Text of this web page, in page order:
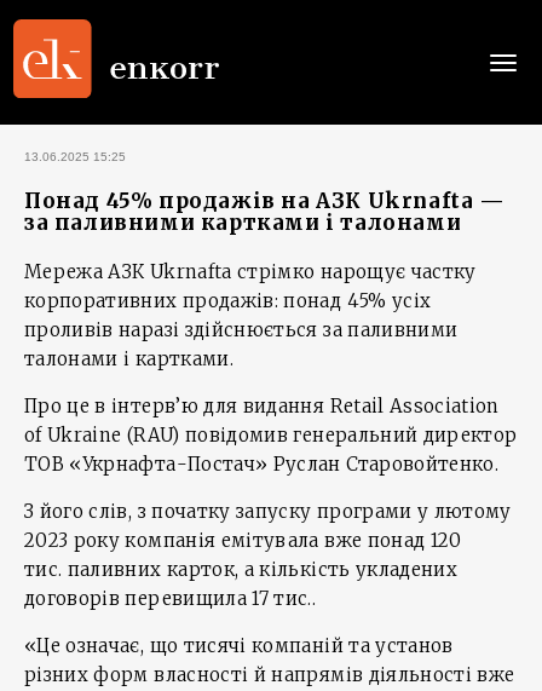
13.06.2025 15:25
Понад 45% продажів на АЗК Ukrnafta —
за паливними картками і талонами
Мережа АЗК Ukrnafta стрімко нарощує частку
корпоративних продажів: понад 45% усіх
проливів наразі здійснюється за паливними
талонами і картками.
Про це в інтерв’ю для видання Retail Association
of Ukraine (RAU) повідомив генеральний директор
ТОВ «Укрнафта-Постач» Руслан Старовойтенко.
З його слів, з початку запуску програми у лютому
2023 року компанія емітувала вже понад 120
тис. паливних карток, а кількість укладених
договорів перевищила 17 тис..
«Це означає, що тисячі компаній та установ
різних форм власності й напрямів діяльності вже